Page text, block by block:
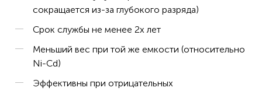
сокращается из-за глубокого разряда)
Срок службы не менее 2х лет
Меньший вес при той же емкости (относительно
Ni-Cd)
Эффективны при отрицательных